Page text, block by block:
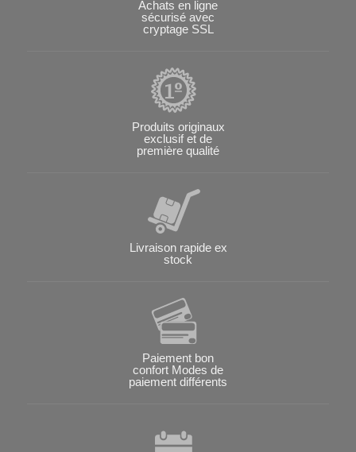
Achats en ligne
sécurisé avec
cryptage SSL
Produits originaux
exclusif et de
première qualité
Livraison rapide ex
stock
Paiement bon
confort Modes de
paiement différents